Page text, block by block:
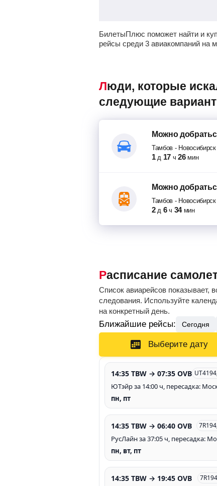
БилетыПлюс поможет найти и
рейсы среди 3 авиакомпаний на
Люди, которые искали авиабилеты Тамбов – Новосибирск, также смотрели
следующие
Можно
Тамбов - Новосибирск
1 д 17 ч 26 мин
Можно
Тамбов - Новосибирск
2 д 6 ч 34 мин
Расписание
Список авиарейсов показывает,
следования. Используйте
на конкретный день.
Ближайшие рейсы: Сегодня
Выберите дату
14:35 TBW → 07:35 OVB
ЮТэйр за 14:00 ч, пересадка:
пн, пт
14:35 TBW → 06:40 OVB
РусЛайн за 37:05 ч, пересадка:
пн, вт, пт
14:35 TBW → 19:45 OVB